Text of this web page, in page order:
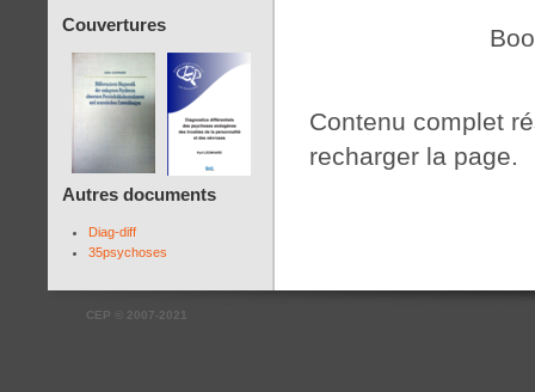
Couvertures
Autres documents
Diag-diff
35psychoses
Contenu complet
recharger la page.
CEP 2007-2021